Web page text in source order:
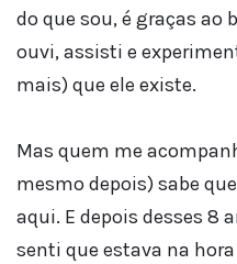
do que sou, é graças ao
ouvi, assisti e
mais) que ele existe.
Mas quem me
mesmo depois) sabe
aqui. E depois desses 8
senti que estava na